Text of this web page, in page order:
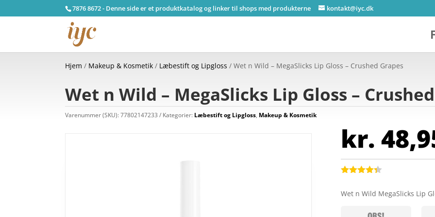
7876 8672 - Denne side er et produktkatalog og linker til shops med produkterne kontakt@iyc.dk
Hjem / Makeup & Kosmetik / Læbestift og Lipgloss / Wet n Wild – MegaSlicks Lip Gloss – Crushed Grapes
Wet n Wild – MegaSlicks Lip Gloss –
Varenummer (SKU):77802147233 Kategorier: Læbestift og Lipgloss, Makeup & Kosmetik
kr.
ud af 5
Wet n Wild MegaSlicks Lip